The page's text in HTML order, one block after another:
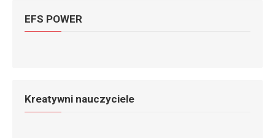
EFS POWER
Kreatywni nauczyciele